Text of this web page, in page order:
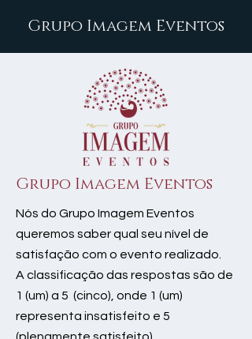
Grupo Imagem Eventos
Grupo Imagem Eventos
Nós do Grupo Imagem Eventos
queremos saber qual seu nível de
satisfação com o evento realizado.
A classificação das respostas são de
1 (um) a 5 (cinco), onde 1 (um)
representa insatisfeito e 5